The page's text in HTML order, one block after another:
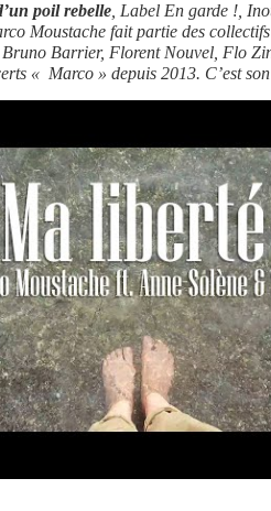
poil rebelle , Label En garde !,
Moustache fait partie des
Barrier, Florent Nouvel, Flo
« Marco » depuis 2013. C’est